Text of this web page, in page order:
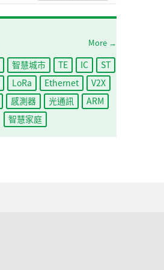
More →
智慧城市 TE IC
ST
LoRa Ethernet
V2X
感測器 光通訊
ARM
智慧家庭